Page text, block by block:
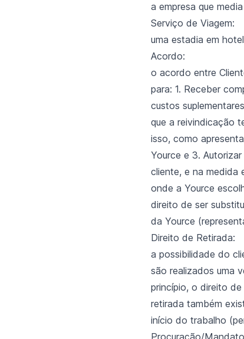
a empresa que
Serviço de Viagem:
uma estadia em
Acordo:
o acordo entre
para: 1. Receber
custos
que a reivindicação
isso, como
Yource e 3.
cliente, e na medida
onde a Yource
direito de ser
da Yource
Direito de Retirada:
a possibilidade do
são realizados uma
princípio, o direito
retirada também
início do trabalho
Procuração/